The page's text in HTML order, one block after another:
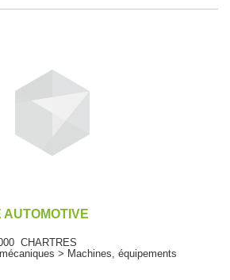
AUTOMOTIVE
CHARTRES
> Machines, équipements